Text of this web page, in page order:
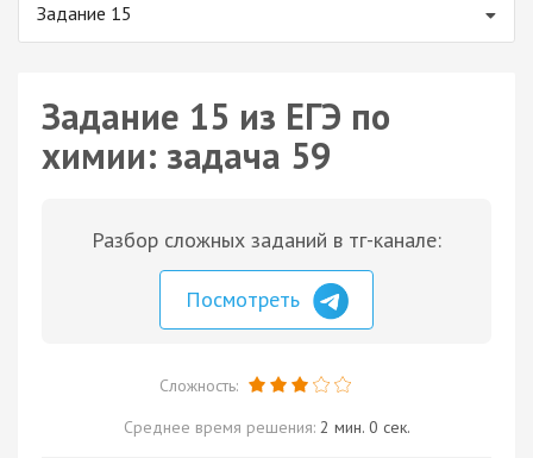
Задание 15
Задание 15 из ЕГЭ по
химии: задача 59
Разбор сложных заданий в тг-канале:
Посмотреть
Сложность:
Среднее время решения: 2 мин. 0 сек.